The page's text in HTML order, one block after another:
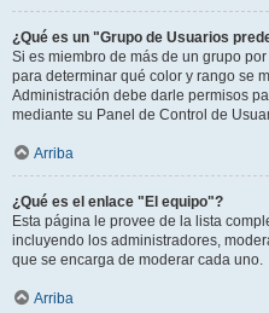
¿Qué es un "Grupo de Usuarios
Si es miembro de más de un grupo
para determinar qué color y rango se
Administración debe darle permisos
mediante su Panel de Control de
Arriba
¿Qué es el enlace "El equipo"?
Esta página le provee de la lista
incluyendo los administradores,
que se encarga de moderar cada uno.
Arriba